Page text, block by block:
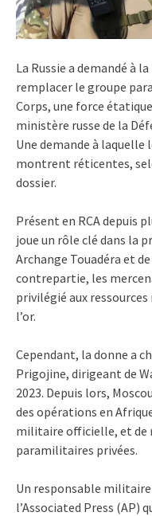
La Russie a demandé à
remplacer le groupe
Corps, une force
ministère russe de la
Une demande à
montrent réticentes,
dossier.
Présent en RCA depuis
joue un rôle clé dans la
Archange Touadéra et
contrepartie, les
privilégié aux
l’or.
Cependant, la donne a
Prigojine, dirigeant de
2023. Depuis lors,
des opérations en
militaire officielle, et de
paramilitaires privées.
Un responsable
l’Associated Press (AP)